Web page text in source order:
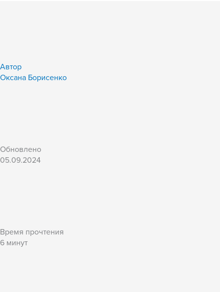
Автор
Оксана Борисенко
Обновлено
05.09.2024
Время прочтения
6 минут